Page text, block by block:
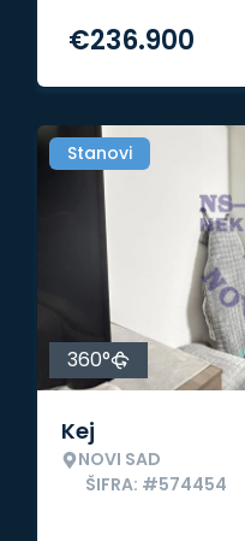
€236.900
Stanovi
360°
Kej
NOVI SAD
ŠIFRA: #574454